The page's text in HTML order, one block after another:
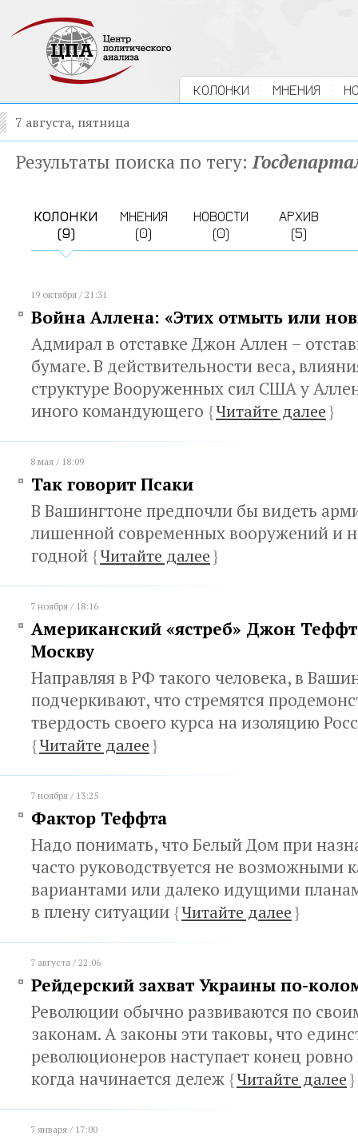
КОЛОНКИ МНЕНИЯ
7 августа, пятница
Результаты поиска по тегу:
КОЛОНКИ
(9)
МНЕНИЯ
(0)
НОВОСТИ
(0)
АРХИВ
(5)
19 октября / 21:31
Война Аллена: «Этих отмыть или
Адмирал в отставке Джон Аллен –
бумаге. В действительности веса,
структуре Вооруженных сил США у
иного командующего {Читайте далее}
8 мая / 18:09
Так говорит Псаки
В Вашингтоне предпочли бы видеть
лишенной современных вооружений и
годной {Читайте далее}
7 ноября / 18:16
Американский «ястреб» Джон
Москву
Направляя в РФ такого человека, в
подчеркивают, что стремятся
твердость своего курса на изоляцию
{Читайте далее}
7 ноября / 13:25
Фактор Теффта
Надо понимать, что Белый Дом при
часто руководствуется не возможными
вариантами или далеко идущими
в плену ситуации {Читайте далее}
7 августа / 22:06
Рейдерский захват Украины по-
Революции обычно развиваются по
законам. А законы эти таковы, что
революционеров наступает конец
когда начинается дележ {Читайте далее}
7 января / 17:00